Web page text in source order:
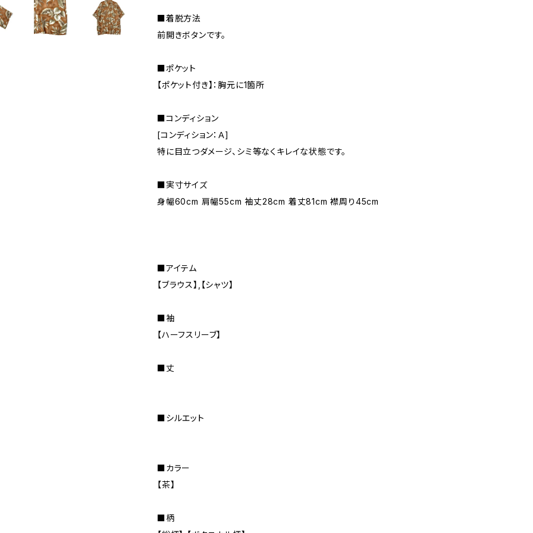
■着脱方法
前開きボタンです。
■ポケット
【ポケット付き】：胸元に1箇所
■コンディション
[コンディション：Ａ]
特に目立つダメージ、シミ等なくキレイな状態です。
■実寸サイズ
身幅60cm 肩幅55cm 袖丈28cm 着丈81cm 襟周り45cm
■アイテム
【ブラウス】,【シャツ】
■袖
【ハーフスリーブ】
■丈
■シルエット
■カラー
【茶】
■柄